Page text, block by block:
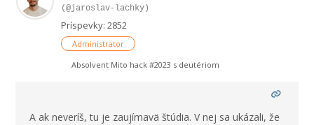
(@jaroslav-lachky)
Príspevky: 2852
Administrator
Absolvent Mito hack #2023 s deutériom
A ak neveríš, tu je zaujímavä štúdia. V nej sa ukázali, že